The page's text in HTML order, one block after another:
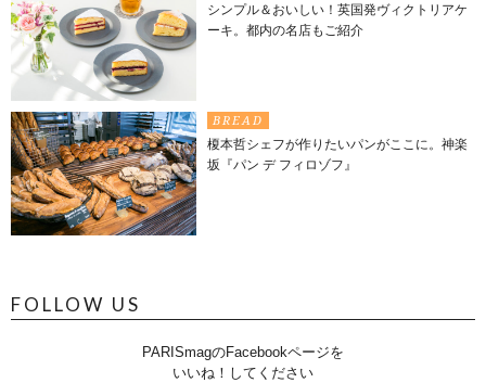
シンプル＆おいしい！英国発ヴィクトリアケ
ーキ。都内の名店もご紹介
BREAD
榎本哲シェフが作りたいパンがここに。神楽
坂『パン デ フィロゾフ』
FOLLOW US
PARISmagのFacebookページを
いいね！してください